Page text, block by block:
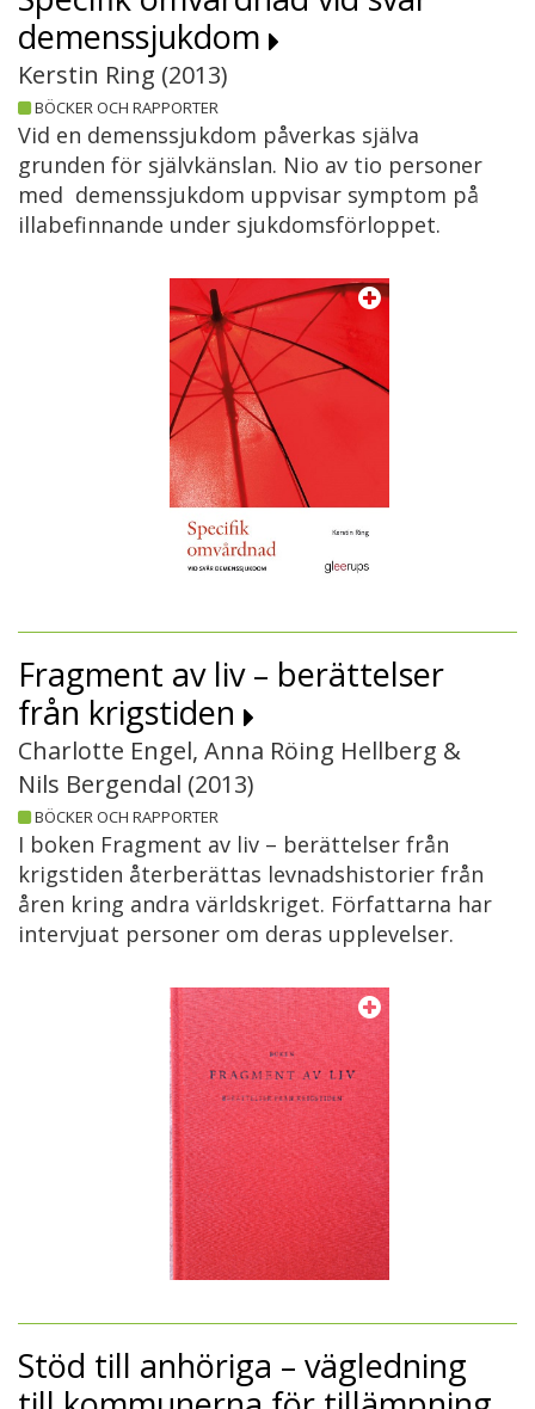
demenssjukdom
Kerstin Ring (2013)
BÖCKER OCH RAPPORTER
Vid en demenssjukdom påverkas själva
grunden för självkänslan. Nio av tio personer
med demenssjukdom uppvisar symptom på
illabefinnande under sjukdomsförloppet.
Fragment av liv – berättelser
från krigstiden
Charlotte Engel, Anna Röing Hellberg &
Nils Bergendal (2013)
BÖCKER OCH RAPPORTER
I boken Fragment av liv – berättelser från
krigstiden återberättas levnadshistorier från
åren kring andra världskriget. Författarna har
intervjuat personer om deras upplevelser.
Stöd till anhöriga – vägledning